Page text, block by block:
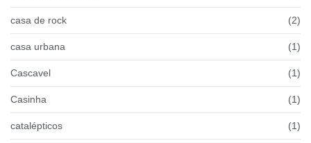
casa de rock (2)
casa urbana (1)
Cascavel (1)
Casinha (1)
catalépticos (1)